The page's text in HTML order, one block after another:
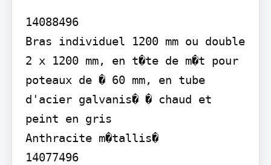
14088496
Bras individuel 1200 mm ou double
2 x 1200 mm, en t�te de m�t pour
poteaux de � 60 mm, en tube
d'acier galvanis� � chaud et
peint en gris
Anthracite m�tallis�
14077496